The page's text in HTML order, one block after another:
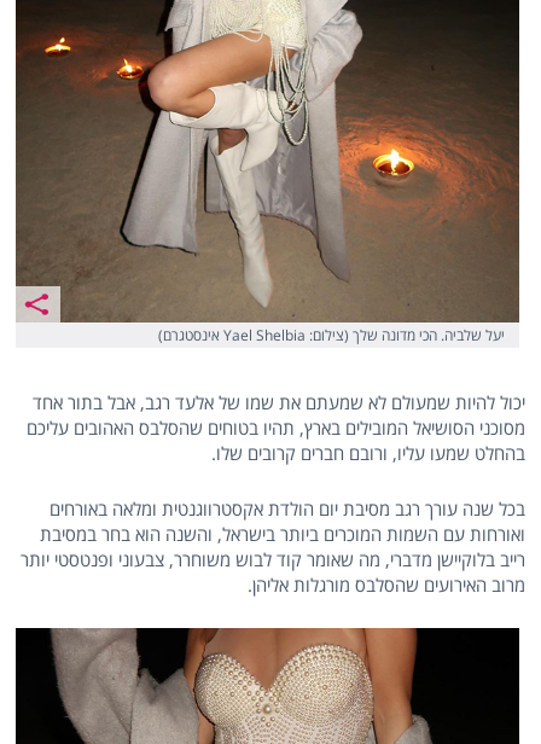
יעל שלביה. הכי מדונה שלך (צילום: Yael Shelbia אינסטגרם)
יכול להיות שמעולם לא שמעתם את שמו של אלעד רגב, אבל בתור אחד
מסוכני הסושיאל המובילים בארץ, תהיו בטוחים שהסלבס האהובים עליכם
בהחלט שמעו עליו, ורובם חברים קרובים שלו.
בכל שנה עורך רגב מסיבת יום הולדת אקסטרווגנטית ומלאה באורחים
ואורחות עם השמות המוכרים ביותר בישראל, והשנה הוא בחר במסיבת
רייב בלוקיישן מדברי, מה שאומר קוד לבוש משוחרר, צבעוני ופנטסטי יותר
מרוב האירועים שהסלבס מורגלות אליהן.